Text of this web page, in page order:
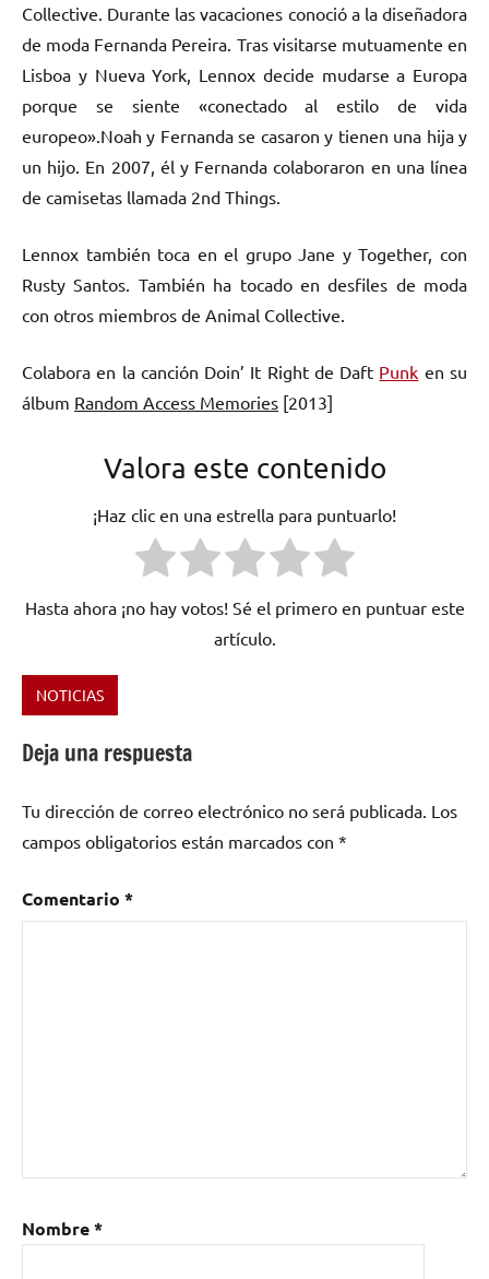
Collective. Durante las vacaciones conoció a la diseñadora
de moda Fernanda Pereira. Tras visitarse mutuamente en
Lisboa y Nueva York, Lennox decide mudarse a Europa
porque se siente «conectado al estilo de vida
europeo».Noah y Fernanda se casaron y tienen una hija y
un hijo. En 2007, él y Fernanda colaboraron en una línea
de camisetas llamada 2nd Things.
Lennox también toca en el grupo Jane y Together, con
Rusty Santos. También ha tocado en desfiles de moda
con otros miembros de Animal Collective.
Colabora en la canción Doin’ It Right de Daft Punk en su
álbum Random Access Memories [2013]
Valora este contenido
¡Haz clic en una estrella para puntuarlo!
Hasta ahora ¡no hay votos! Sé el primero en puntuar este
artículo.
Etiquetado
Animal
panda
bear,
Bear
NOTICIAS
Deja una respuesta
Tu dirección de correo electrónico no será publicada. Los
campos obligatorios están marcados con *
Comentario *
Nombre*